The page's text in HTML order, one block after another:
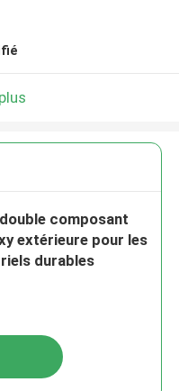
composant
extérieure pour les
durables